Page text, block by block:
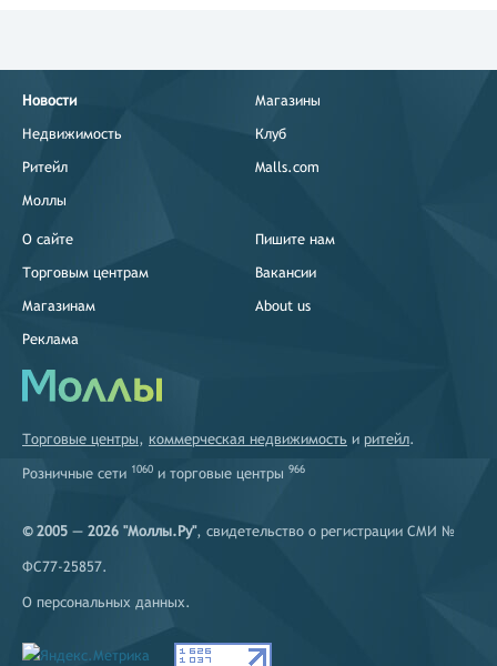
Новости
Недвижимость
Ритейл
Моллы
Магазины
Клуб
Malls.com
О сайте
Торговым центрам
Магазинам
Реклама
Пишите нам
Вакансии
About us
Торговые центры, коммерческая недвижимость и ритейл.
Розничные сети 1060 и торговые центры 966
© 2005 — 2026 "Моллы.Ру", свидетельство о регистрации СМИ №
ФС77-25857.
О персональных данных.